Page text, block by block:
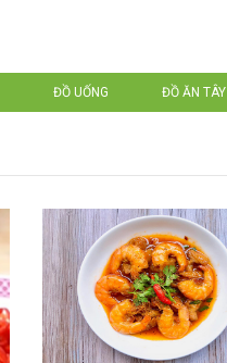
ĐỒ UỐNG ĐỒ ĂN TÂY